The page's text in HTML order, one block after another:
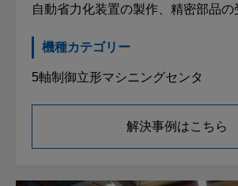
自動省力化装置の製作、精密部品の
機種カテゴリー
5軸制御立形マシニングセンタ
解決事例はこちら